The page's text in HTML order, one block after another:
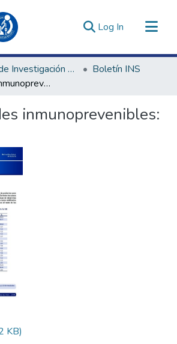
Log In (current)
Dirección de Investigación e Innovación en Salud
Boletín INS
Enfermedades inmunoprevenibles: Tos ferina
inmunoprevenibles:
KB)